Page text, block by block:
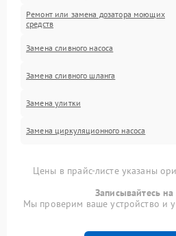
Ремонт или замена дозатора моющих
средств
Замена сливного насоса
Замена сливного шланга
Замена улитки
Замена циркуляционного насоса
Цены в прайс-листе указаны
Записывайтесь
Мы проверим ваше устройство и